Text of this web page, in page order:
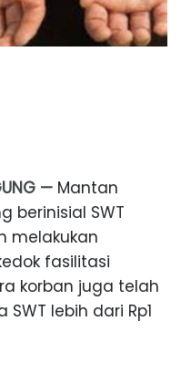
— Mantan
berinisial SWT
melakukan
fasilitasi
korban juga telah
lebih dari Rp1